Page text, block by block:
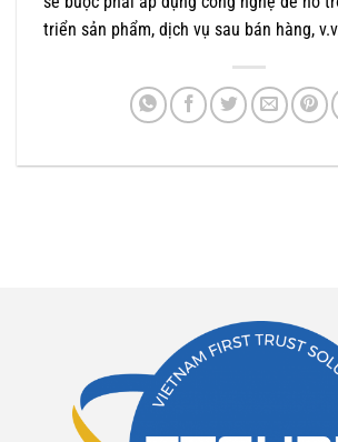
triển sản phẩm, dịch vụ sau bán hàng,